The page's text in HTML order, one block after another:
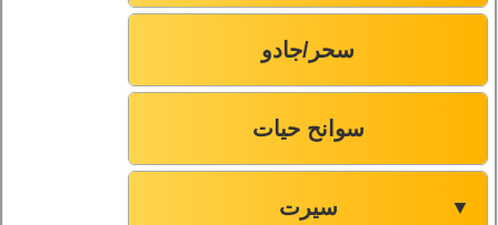
سحر/جادو
سوانح حیات
سیرت ▼